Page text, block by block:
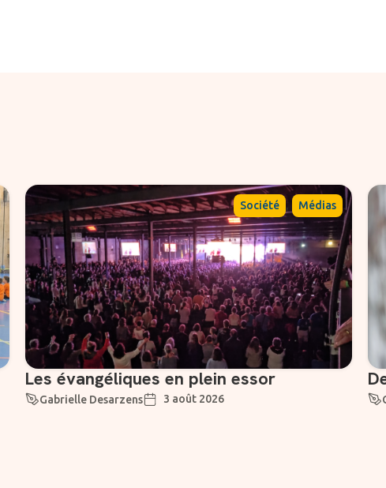
Société , Médias
Les évangéliques en plein essor
Gabrielle Desarzens 3 août 2026